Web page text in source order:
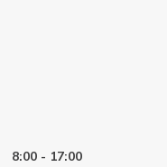
8:00 - 17:00